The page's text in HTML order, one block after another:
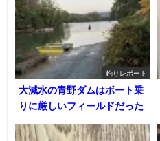
釣りレポート
大減水の青野ダムはボート乗
りに厳しいフィールドだった